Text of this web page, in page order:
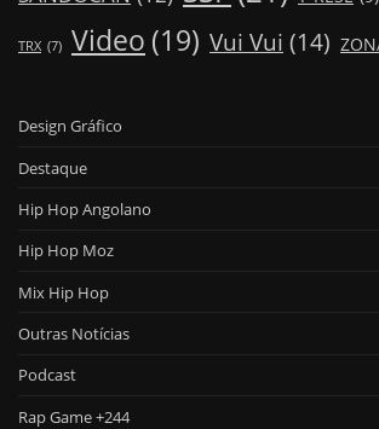
TRX (7) Video (19) Vui Vui (14)
Design Gráfico
Destaque
Hip Hop Angolano
Hip Hop Moz
Mix Hip Hop
Outras Notícias
Podcast
Rap Game +244